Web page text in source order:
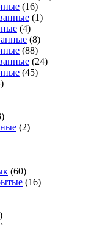
(16)
(1)
(4)
(8)
(88)
(24)
(45)
(2)
(60)
(16)